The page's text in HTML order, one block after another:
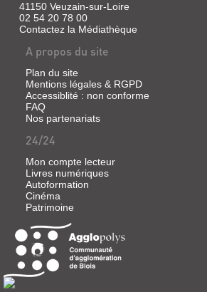
41150 Veuzain-sur-Loire
02 54 20 78 00
Contactez la Médiathèque
A propos du site
Plan du site
Mentions légales & RGPD
Accessiblité : non conforme
FAQ
Nos partenariats
24/24
Mon compte lecteur
Livres numériques
Autoformation
Cinéma
Patrimoine